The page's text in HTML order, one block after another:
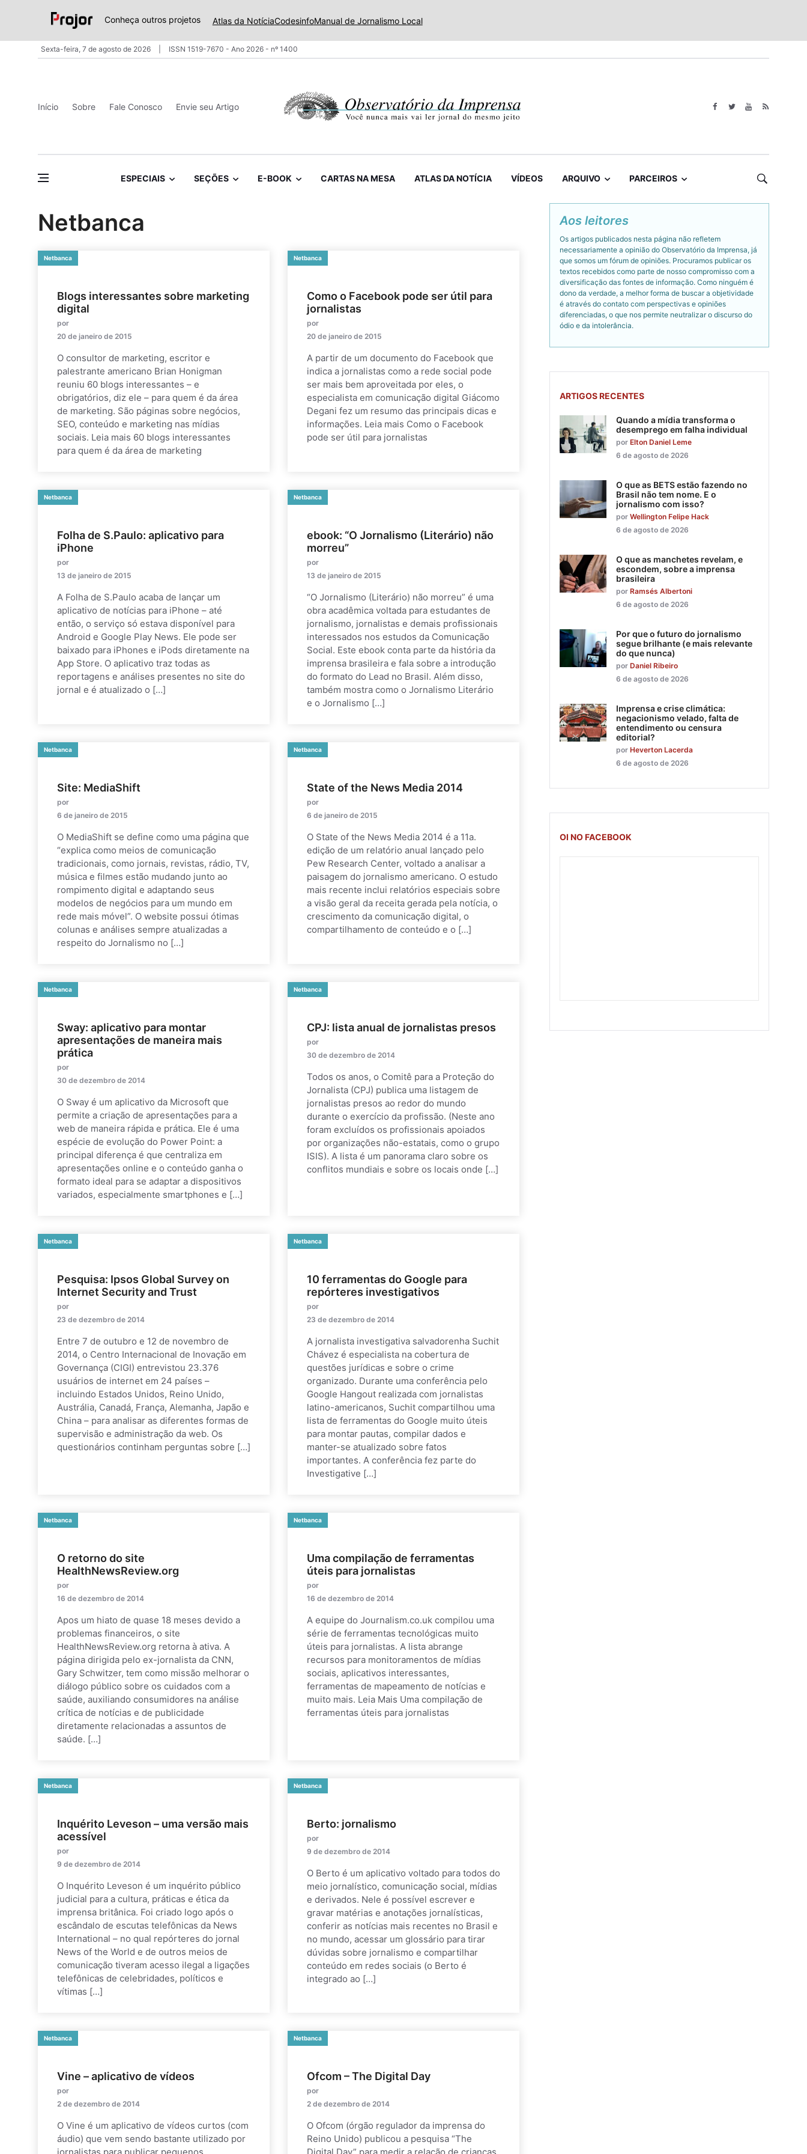
Conheça outros projetos Atlas da NotíciaCodesinfoManual de Jornalismo Local
Sexta-feira, 7 de agosto de 2026 ISSN 1519-7670 - Ano 2026 - nº 1400
Início Sobre Fale Conosco Envie seu Artigo
ESPECIAIS SEÇÕES E-BOOK CARTAS NA MESA ATLAS DA NOTÍCIA VÍDEOS ARQUIVO PARCEIROS
Netbanca
Netbanca
Blogs interessantes sobre marketing
digital
por
20 de janeiro de 2015
O consultor de marketing, escritor e
palestrante americano Brian Honigman
reuniu 60 blogs interessantes – e
obrigatórios, diz ele – para quem é da área
de marketing. São páginas sobre negócios,
SEO, conteúdo e marketing nas mídias
sociais. Leia mais 60 blogs interessantes
para quem é da área de marketing
Netbanca
Como o Facebook pode ser útil para
jornalistas
por
20 de janeiro de 2015
A partir de um documento do Facebook que
indica a jornalistas como a rede social pode
ser mais bem aproveitada por eles, o
especialista em comunicação digital Giácomo
Degani fez um resumo das principais dicas e
informações. Leia mais Como o Facebook
pode ser útil para jornalistas
Netbanca
Folha de S.Paulo: aplicativo para
iPhone
por
13 de janeiro de 2015
A Folha de S.Paulo acaba de lançar um
aplicativo de notícias para iPhone – até
então, o serviço só estava disponível para
Android e Google Play News. Ele pode ser
baixado para iPhones e iPods diretamente na
App Store. O aplicativo traz todas as
reportagens e análises presentes no site do
jornal e é atualizado o […]
Netbanca
ebook: “O Jornalismo (Literário) não
morreu”
por
13 de janeiro de 2015
“O Jornalismo (Literário) não morreu” é uma
obra acadêmica voltada para estudantes de
jornalismo, jornalistas e demais profissionais
interessados nos estudos da Comunicação
Social. Este ebook conta parte da história da
imprensa brasileira e fala sobre a introdução
do formato do Lead no Brasil. Além disso,
também mostra como o Jornalismo Literário
e o Jornalismo […]
Netbanca
Site: MediaShift
por
6 de janeiro de 2015
O MediaShift se define como uma página que
“explica como meios de comunicação
tradicionais, como jornais, revistas, rádio, TV,
música e filmes estão mudando junto ao
rompimento digital e adaptando seus
modelos de negócios para um mundo em
rede mais móvel”. O website possui ótimas
colunas e análises sempre atualizadas a
respeito do Jornalismo no […]
Netbanca
State of the News Media 2014
por
6 de janeiro de 2015
O State of the News Media 2014 é a 11a.
edição de um relatório anual lançado pelo
Pew Research Center, voltado a analisar a
paisagem do jornalismo americano. O estudo
mais recente inclui relatórios especiais sobre
a visão geral da receita gerada pela notícia, o
crescimento da comunicação digital, o
compartilhamento de conteúdo e o […]
Netbanca
Sway: aplicativo para montar
apresentações de maneira mais
prática
por
30 de dezembro de 2014
O Sway é um aplicativo da Microsoft que
permite a criação de apresentações para a
web de maneira rápida e prática. Ele é uma
espécie de evolução do Power Point: a
principal diferença é que centraliza em
apresentações online e o conteúdo ganha o
formato ideal para se adaptar a dispositivos
variados, especialmente smartphones e […]
Netbanca
CPJ: lista anual de jornalistas presos
por
30 de dezembro de 2014
Todos os anos, o Comitê para a Proteção do
Jornalista (CPJ) publica uma listagem de
jornalistas presos ao redor do mundo
durante o exercício da profissão. (Neste ano
foram excluídos os profissionais apoiados
por organizações não-estatais, como o grupo
ISIS). A lista é um panorama claro sobre os
conflitos mundiais e sobre os locais onde […]
Netbanca
Pesquisa: Ipsos Global Survey on
Internet Security and Trust
por
23 de dezembro de 2014
Entre 7 de outubro e 12 de novembro de
2014, o Centro Internacional de Inovação em
Governança (CIGI) entrevistou 23.376
usuários de internet em 24 países –
incluindo Estados Unidos, Reino Unido,
Austrália, Canadá, França, Alemanha, Japão e
China – para analisar as diferentes formas de
supervisão e administração da web. Os
questionários continham perguntas sobre […]
Netbanca
10 ferramentas do Google para
repórteres investigativos
por
23 de dezembro de 2014
A jornalista investigativa salvadorenha Suchit
Chávez é especialista na cobertura de
questões jurídicas e sobre o crime
organizado. Durante uma conferência pelo
Google Hangout realizada com jornalistas
latino-americanos, Suchit compartilhou uma
lista de ferramentas do Google muito úteis
para montar pautas, compilar dados e
manter-se atualizado sobre fatos
importantes. A conferência fez parte do
Investigative […]
Netbanca
O retorno do site
HealthNewsReview.org
por
16 de dezembro de 2014
Apos um hiato de quase 18 meses devido a
problemas financeiros, o site
HealthNewsReview.org retorna à ativa. A
página dirigida pelo ex-jornalista da CNN,
Gary Schwitzer, tem como missão melhorar o
diálogo público sobre os cuidados com a
saúde, auxiliando consumidores na análise
crítica de notícias e de publicidade
diretamente relacionadas a assuntos de
saúde. […]
Netbanca
Uma compilação de ferramentas
úteis para jornalistas
por
16 de dezembro de 2014
A equipe do Journalism.co.uk compilou uma
série de ferramentas tecnológicas muito
úteis para jornalistas. A lista abrange
recursos para monitoramentos de mídias
sociais, aplicativos interessantes,
ferramentas de mapeamento de notícias e
muito mais. Leia Mais Uma compilação de
ferramentas úteis para jornalistas
Netbanca
Inquérito Leveson – uma versão mais
acessível
por
9 de dezembro de 2014
O Inquérito Leveson é um inquérito público
judicial para a cultura, práticas e ética da
imprensa britânica. Foi criado logo após o
escândalo de escutas telefônicas da News
International – no qual repórteres do jornal
News of the World e de outros meios de
comunicação tiveram acesso ilegal a ligações
telefônicas de celebridades, políticos e
vítimas […]
Netbanca
Berto: jornalismo
por
9 de dezembro de 2014
O Berto é um aplicativo voltado para todos do
meio jornalístico, comunicação social, mídias
e derivados. Nele é possível escrever e
gravar matérias e anotações jornalísticas,
conferir as notícias mais recentes no Brasil e
no mundo, acessar um glossário para tirar
dúvidas sobre jornalismo e compartilhar
conteúdo em redes sociais (o Berto é
integrado ao […]
Netbanca
Vine – aplicativo de vídeos
por
2 de dezembro de 2014
O Vine é um aplicativo de vídeos curtos (com
áudio) que vem sendo bastante utilizado por
Netbanca
Ofcom – The Digital Day
por
2 de dezembro de 2014
O Ofcom (órgão regulador da imprensa do
Reino Unido) publicou a pesquisa “The
Aos leitores
Os artigos publicados nesta página não refletem
necessariamente a opinião do Observatório da Imprensa, já
que somos um fórum de opiniões. Procuramos publicar os
textos recebidos como parte de nosso compromisso com a
diversificação das fontes de informação. Como ninguém é
dono da verdade, a melhor forma de buscar a objetividade
é através do contato com perspectivas e opiniões
diferenciadas, o que nos permite neutralizar o discurso do
ódio e da intolerância.
ARTIGOS RECENTES
Quando a mídia transforma o
desemprego em falha individual
por Elton Daniel Leme
6 de agosto de 2026
O que as BETS estão fazendo no
Brasil não tem nome. E o
jornalismo com isso?
por Wellington Felipe Hack
6 de agosto de 2026
O que as manchetes revelam, e
escondem, sobre a imprensa
brasileira
por Ramsés Albertoni
6 de agosto de 2026
Por que o futuro do jornalismo
segue brilhante (e mais relevante
do que nunca)
por Daniel Ribeiro
6 de agosto de 2026
Imprensa e crise climática:
negacionismo velado, falta de
entendimento ou censura
editorial?
por Heverton Lacerda
6 de agosto de 2026
OI NO FACEBOOK